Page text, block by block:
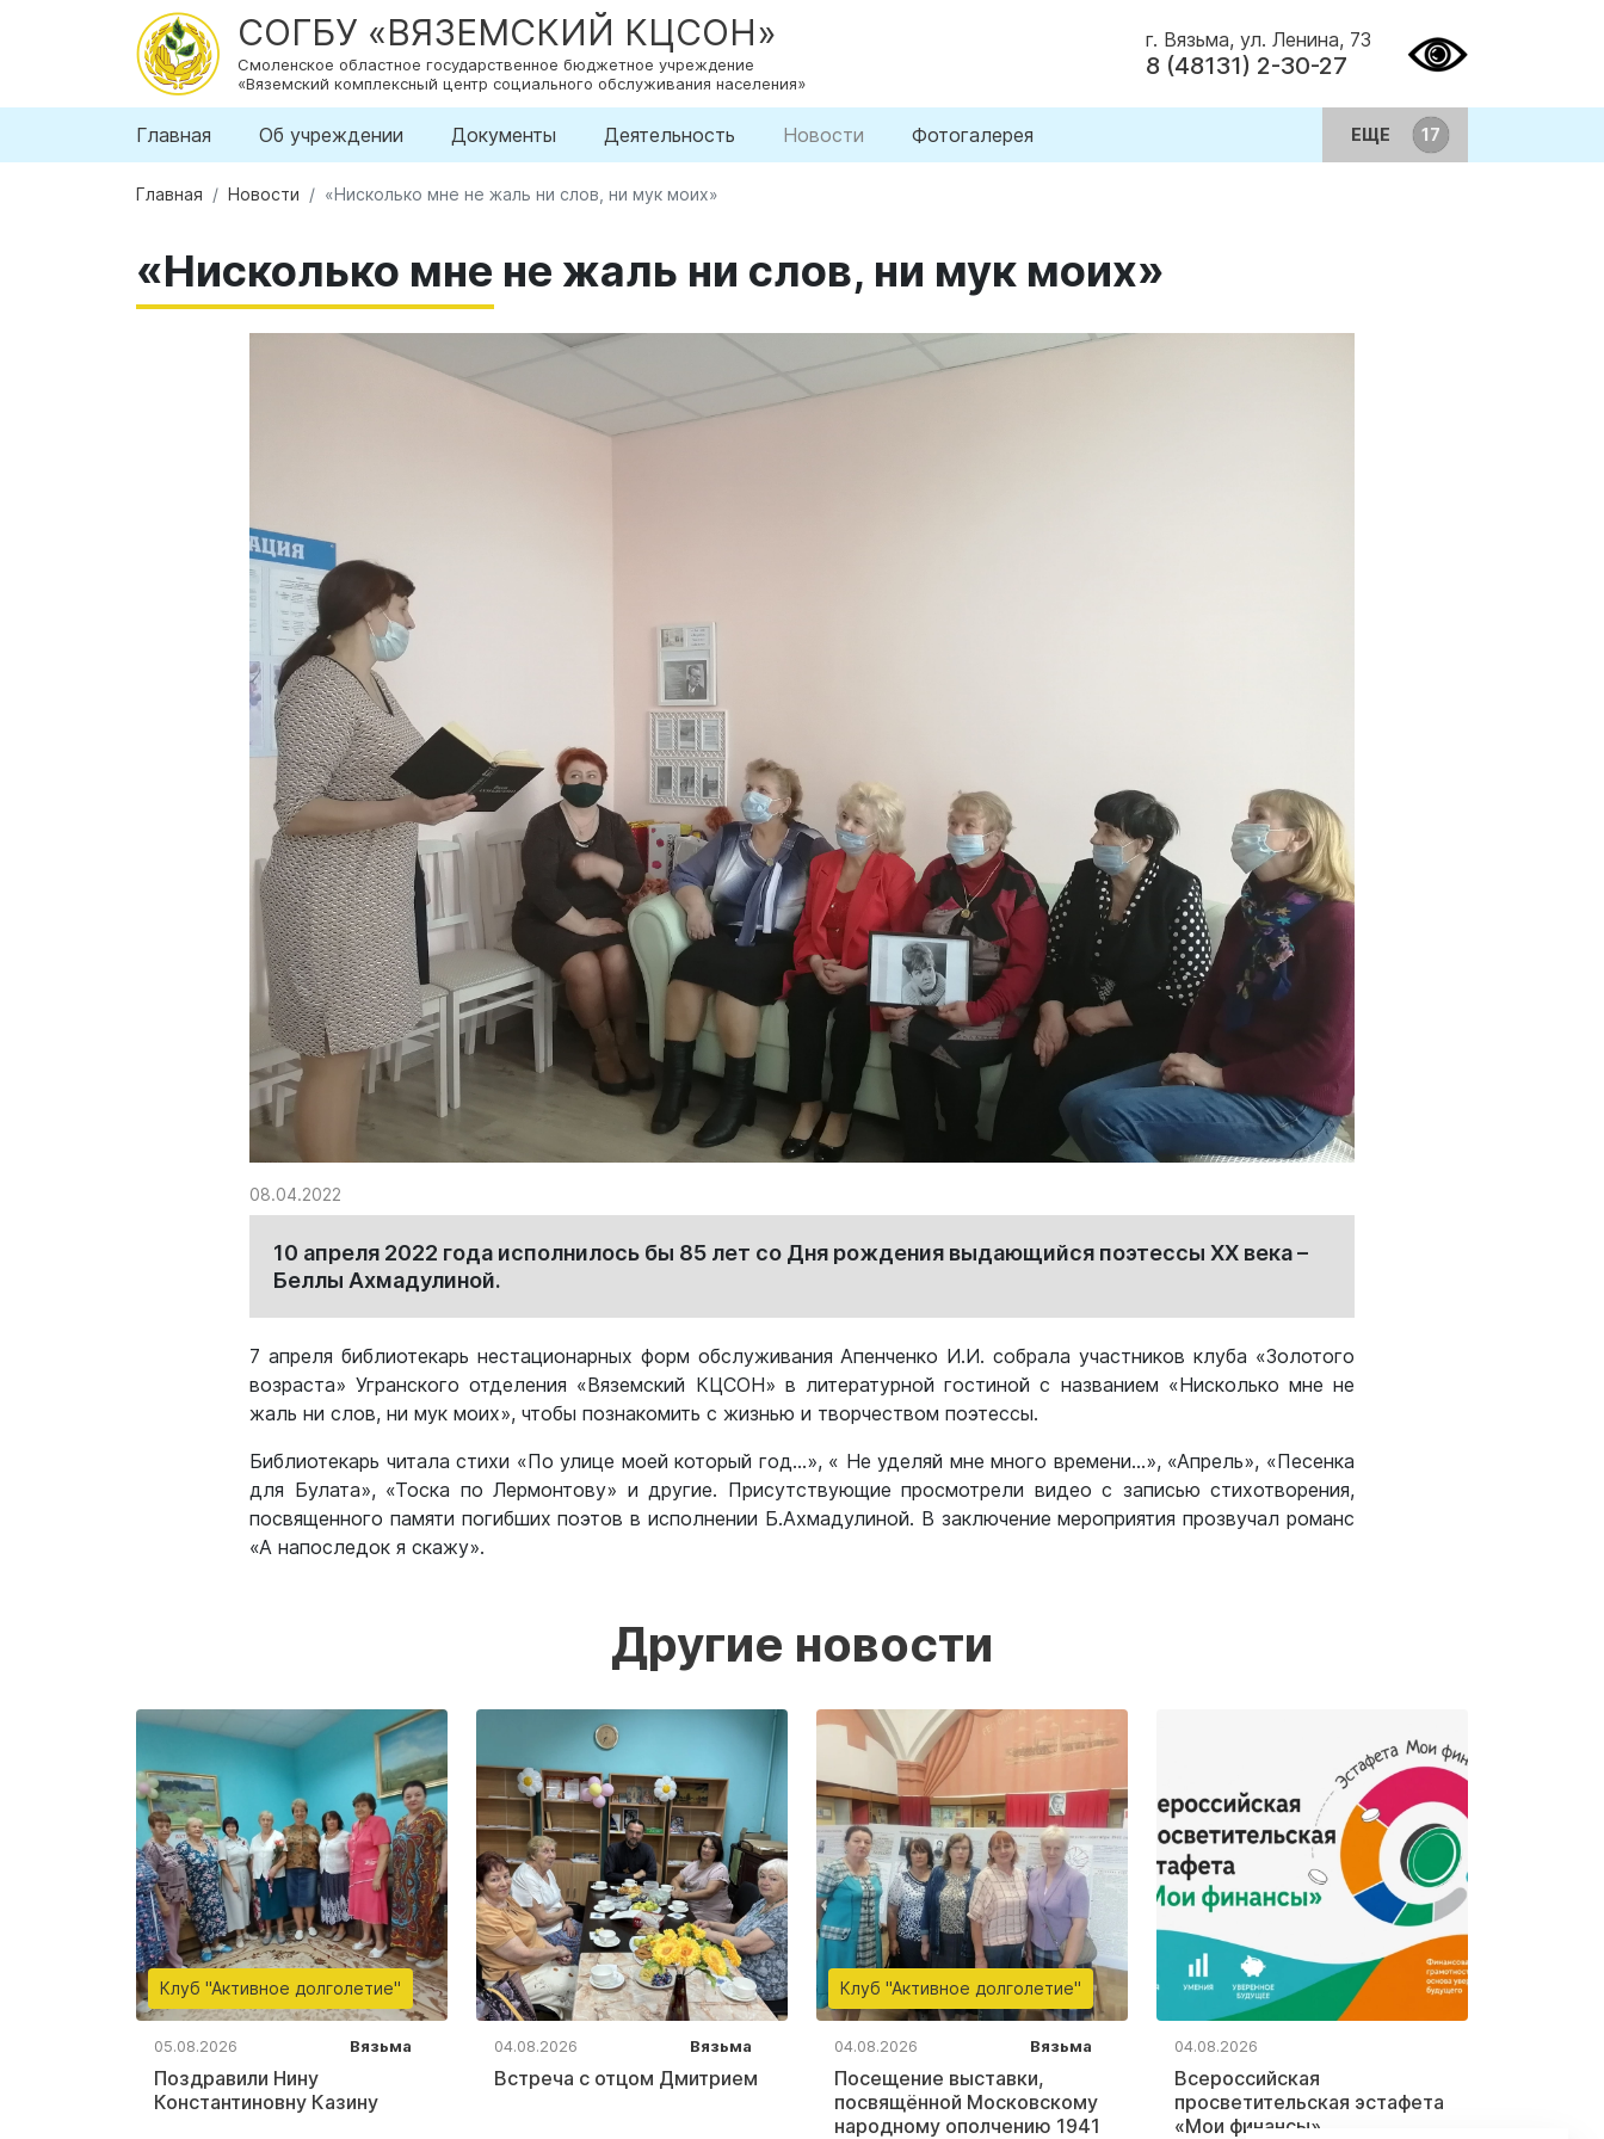
СОГБУ «ВЯЗЕМСКИЙ КЦСОН»
Смоленское областное государственное бюджетное учреждение
«Вяземский комплексный центр социального обслуживания населения»
г. Вязьма, ул. Ленина, 73
8 (48131) 2-30-27
Главная Об учреждении Документы Деятельность Новости Фотогалерея ЕЩЕ
Главная Новости «Нисколько мне не жаль ни слов, ни мук моих»
«Нисколько мне не жаль ни слов, ни мук моих»
08.04.2022
10 апреля 2022 года исполнилось бы 85 лет со Дня рождения выдающийся поэтессы ХХ века –
Беллы Ахмадулиной.
7 апреля библиотекарь нестационарных форм обслуживания Апенченко И.И. собрала участников клуба «Золотого
возраста» Угранского отделения «Вяземский КЦСОН» в литературной гостиной с названием «Нисколько мне не
жаль ни слов, ни мук моих», чтобы познакомить с жизнью и творчеством поэтессы.
Библиотекарь читала стихи «По улице моей который год…», « Не уделяй мне много времени…», «Апрель», «Песенка
для Булата», «Тоска по Лермонтову» и другие. Присутствующие просмотрели видео с записью стихотворения,
посвященного памяти погибших поэтов в исполнении Б.Ахмадулиной. В заключение мероприятия прозвучал романс
«А напоследок я скажу».
Другие новости
Клуб "Активное долголетие"
05.08.2026 Вязьма
Поздравили Нину
Константиновну Казину
04.08.2026 Вязьма
Встреча с отцом Дмитрием
Клуб "Активное долголетие"
04.08.2026 Вязьма
Посещение выставки,
посвящённой Московскому
народному ополчению 1941
04.08.2026
Всероссийская
просветительская эстафета
«Мои финансы»